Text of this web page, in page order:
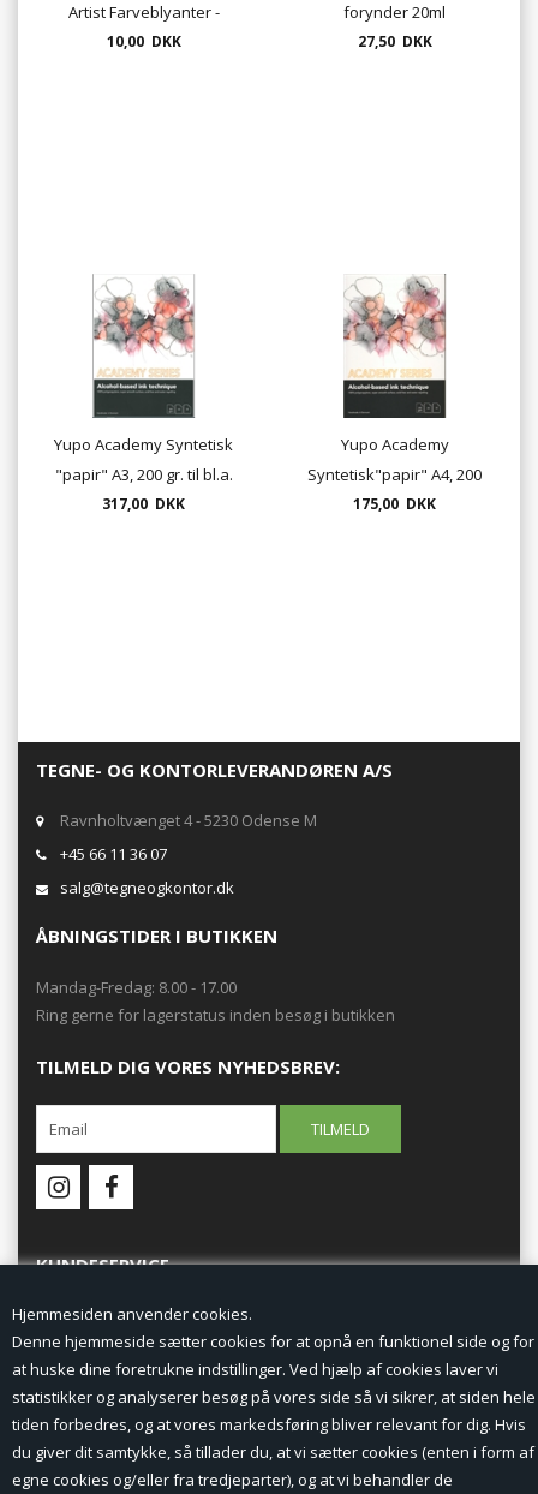
Hjemmesiden anvender cookies.
Denne hjemmeside sætter cookies for at opnå en funktionel side og for
at huske dine foretrukne indstillinger. Ved hjælp af cookies laver vi
statistikker og analyserer besøg på vores side så vi sikrer, at siden hele
tiden forbedres, og at vores markedsføring bliver relevant for dig. Hvis
du giver dit samtykke, så tillader du, at vi sætter cookies (enten i form af
egne cookies og/eller fra tredjeparter), og at vi behandler de
Artist Farveblyanter -
enkeltstyks -
10,00 DKK
forynder 20ml
27,50 DKK
Yupo Academy Syntetisk
"papir" A3, 200 gr. til bl.a.
alkohol ink
317,00 DKK
Yupo Academy
Syntetisk"papir" A4, 200
gr.
175,00 DKK
TEGNE- OG KONTORLEVERANDØREN A/S
Ravnholtvænget 4 - 5230 Odense M
+45 66 11 36 07
salg@tegneogkontor.dk
ÅBNINGSTIDER I BUTIKKEN
Mandag-Fredag: 8.00 - 17.00
Ring gerne for lagerstatus inden besøg i butikken
TILMELD DIG VORES NYHEDSBREV:
KUNDESERVICE
Forside
Min Konto
Nyheder
Vilkår og betingelser